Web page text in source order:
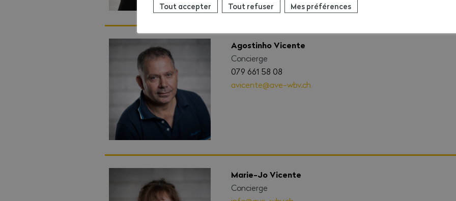
Agostinho Vicente
Concierge
avicente@ave-wbv.ch
079 661 58 08
Marie-Jo Vicente
Concierge
Tout accepter Tout refuser Mes préférences